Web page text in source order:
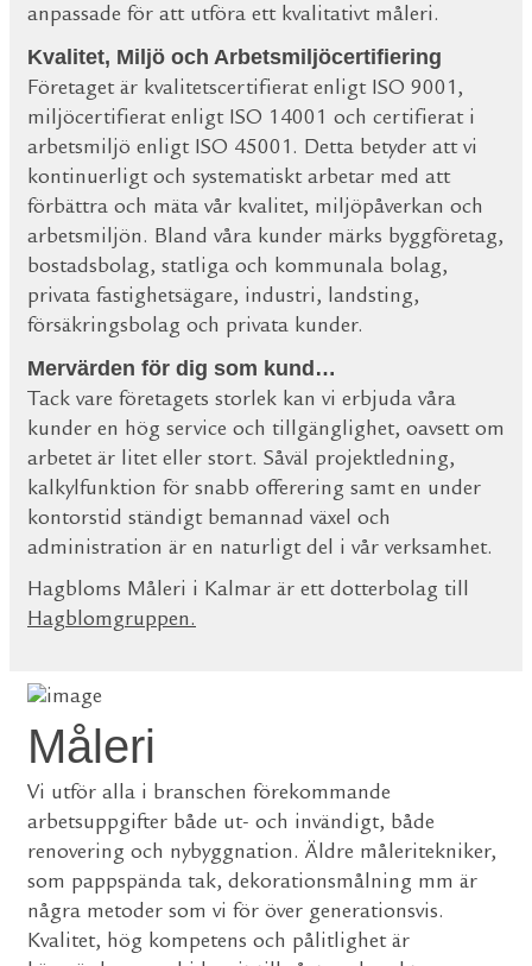
anpassade för att utföra ett kvalitativt måleri.
Kvalitet, Miljö och Arbetsmiljöcertifiering
Företaget är kvalitetscertifierat enligt ISO 9001,
miljöcertifierat enligt ISO 14001 och certifierat i
arbetsmiljö enligt ISO 45001. Detta betyder att vi
kontinuerligt och systematiskt arbetar med att
förbättra och mäta vår kvalitet, miljöpåverkan och
arbetsmiljön. Bland våra kunder märks byggföretag,
bostadsbolag, statliga och kommunala bolag,
privata fastighetsägare, industri, landsting,
försäkringsbolag och privata kunder.
Mervärden för dig som kund…
Tack vare företagets storlek kan vi erbjuda våra
kunder en hög service och tillgänglighet, oavsett om
arbetet är litet eller stort. Såväl projektledning,
kalkylfunktion för snabb offerering samt en under
kontorstid ständigt bemannad växel och
administration är en naturligt del i vår verksamhet.
Hagbloms Måleri i Kalmar är ett dotterbolag till
Hagblomgruppen.
Måleri
Vi utför alla i branschen förekommande
arbetsuppgifter både ut- och invändigt, både
renovering och nybyggnation. Äldre måleritekniker,
som pappspända tak, dekorationsmålning mm är
några metoder som vi för över generationsvis.
Kvalitet, hög kompetens och pålitlighet är